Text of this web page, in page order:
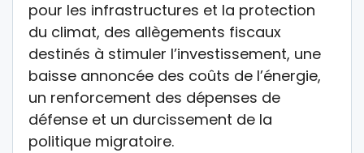
pour les infrastructures et la protection
du climat, des allègements fiscaux
destinés à stimuler l’investissement, une
baisse annoncée des coûts de l’énergie,
un renforcement des dépenses de
défense et un durcissement de la
politique migratoire.